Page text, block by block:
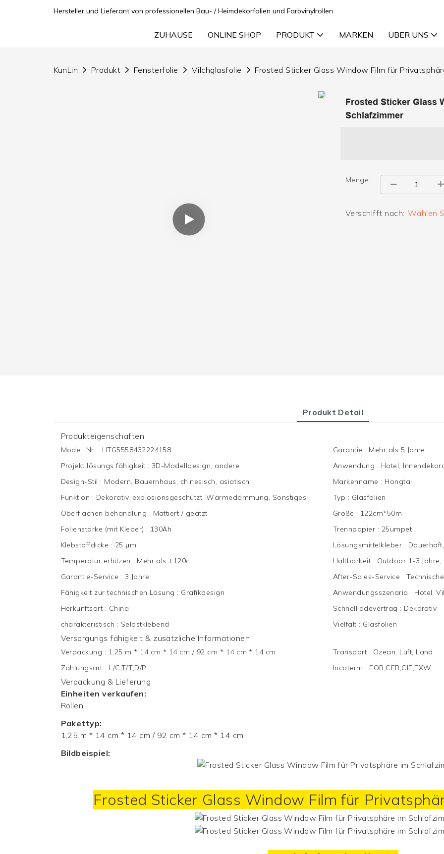
Hersteller und Lieferant von professionellen Bau- / Heimdekorfolien und Farbvinylrollen
ZUHAUSE ONLINE SHOP PRODUKT MARKEN ÜBER UNS
KunLin Produkt Fensterfolie Milchglasfolie Frosted Sticker Glass Window Film für
Frosted Sticker Glass
Schlafzimmer
Menge:
Verschifft nach: Wählen
Produkt Detail
Produkteigenschaften
Modell Nr. : HTG5558432224158 Garantie : Mehr als 5 Jahre
Projekt lösungs fähigkeit : 3D-Modelldesign, andere Anwendung : Hotel,
Design-Stil : Modern, Bauernhaus, chinesisch, asiatisch Markenname : Hongtai
Funktion : Dekorativ, explosionsgeschützt, Wärmedämmung, Sonstiges Typ : Glasfolien
Oberflächen behandlung : Mattiert / geätzt Größe : 122cm*50m
Folienstärke (mit Kleber) : 130Äh Trennpapier : 25umpet
Klebstoffdicke : 25 μm Lösungsmittelkleber :
Temperatur erhitzen : Mehr als +120c Haltbarkeit : Outdoor 1-3
Garantie-Service : 3 Jahre After-Sales-Service :
Fähigkeit zur technischen Lösung : Grafikdesign Anwendungsszenario : Hotel,
Herkunftsort : China Schnellladevertrag : Dekorativ
charakteristisch : Selbstklebend Vielfalt : Glasfolien
Versorgungs fähigkeit & zusätzliche Informationen
Verpackung : 1,25 m * 14 cm * 14 cm / 92 cm * 14 cm * 14 cm Transport : Ozean, Luft, Land
Zahlungsart : L/C,T/T,D/P Incoterm : FOB,CFR,CIF,EXW
Verpackung & Lieferung
Einheiten verkaufen:
Rollen
Pakettyp:
1,25 m * 14 cm * 14 cm / 92 cm * 14 cm * 14 cm
Bildbeispiel:
Frosted Sticker Glass Window Film für